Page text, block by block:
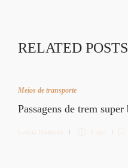
RELATED POSTS
Meios de transporte
Passagens de trem
Letícia Diethelm 3 min